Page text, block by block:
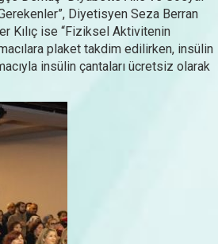
Diyetisyen Seza Berran
Kılıç ise “Fiziksel Aktivitenin
plaket takdim edilirken, insülin
insülin çantaları ücretsiz olarak